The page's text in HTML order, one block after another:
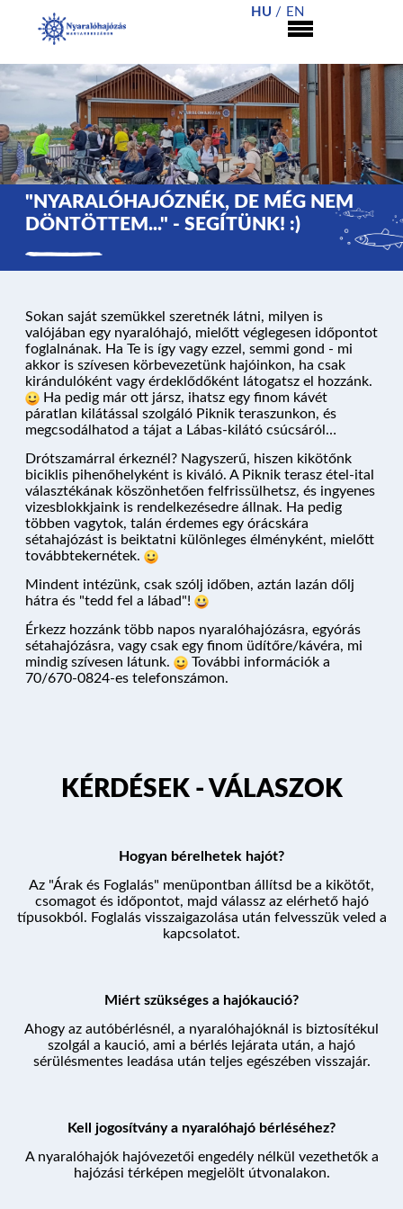
NYARALÓHAJÓZÁS
HAJÓK
KIKÖTŐK
KÉRDÉSEK
PROGRAM
ÁRAK ÉS FOGLALÁS
HU EN
"NYARALÓHAJÓZNÉK, DE MÉG NEM
DÖNTÖTTEM..." - SEGÍTÜNK! :)
Sokan saját szemükkel szeretnék látni, milyen is
valójában egy nyaralóhajó, mielőtt véglegesen időpontot
foglalnának. Ha Te is így vagy ezzel, semmi gond - mi
akkor is szívesen körbevezetünk hajóinkon, ha csak
kirándulóként vagy érdeklődőként látogatsz el hozzánk.
Ha pedig már ott jársz, ihatsz egy finom kávét
páratlan kilátással szolgáló Piknik teraszunkon, és
megcsodálhatod a tájat a Lábas-kilátó csúcsáról…
Drótszamárral érkeznél? Nagyszerű, hiszen kikötőnk
biciklis pihenőhelyként is kiváló. A Piknik terasz étel-ital
választékának köszönhetően felfrissülhetsz, és ingyenes
vizesblokkjaink is rendelkezésedre állnak. Ha pedig
többen vagytok, talán érdemes egy órácskára
sétahajózást is beiktatni különleges élményként, mielőtt
továbbtekernétek.
Mindent intézünk, csak szólj időben, aztán lazán dőlj
hátra és "tedd fel a lábad"!
Érkezz hozzánk több napos nyaralóhajózásra, egyórás
sétahajózásra, vagy csak egy finom üdítőre/kávéra, mi
mindig szívesen látunk.
További információk a
70/670-0824-es telefonszámon.
KÉRDÉSEK - VÁLASZOK
Hogyan bérelhetek hajót?
Az "Árak és Foglalás" menüpontban állítsd be a kikötőt,
csomagot és időpontot, majd válassz az elérhető hajó
típusokból. Foglalás visszaigazolása után felvesszük veled a
kapcsolatot.
Miért szükséges a hajókaució?
Ahogy az autóbérlésnél, a nyaralóhajóknál is biztosítékul
szolgál a kaució, ami a bérlés lejárata után, a hajó
sérülésmentes leadása után teljes egészében visszajár.
Kell jogosítvány a nyaralóhajó bérléséhez?
A nyaralóhajók hajóvezetői engedély nélkül vezethetők a
hajózási térképen megjelölt útvonalakon.